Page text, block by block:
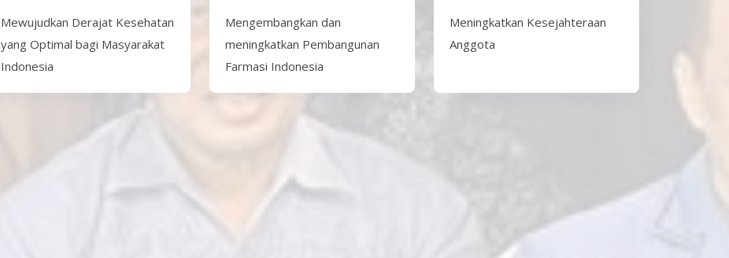
Mewujudkan Derajat Kesehatan
yang Optimal bagi Masyarakat
Indonesia
Mengembangkan dan
meningkatkan Pembangunan
Farmasi Indonesia
Meningkatkan Kesejahteraan
Anggota